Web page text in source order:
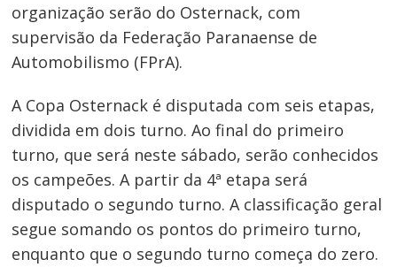
organização serão do Osternack, com
supervisão da Federação Paranaense de
Automobilismo (FPrA).
A Copa Osternack é disputada com seis etapas,
dividida em dois turno. Ao final do primeiro
turno, que será neste sábado, serão conhecidos
os campeões. A partir da 4ª etapa será
disputado o segundo turno. A classificação geral
segue somando os pontos do primeiro turno,
enquanto que o segundo turno começa do zero.